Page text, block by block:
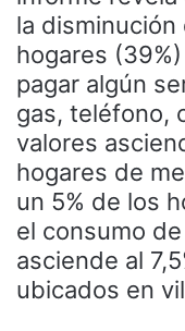
la
hogares
pagar algún
gas, teléfono,
valores
hogares de
un 5% de los
el consumo
asciende al
ubicados en